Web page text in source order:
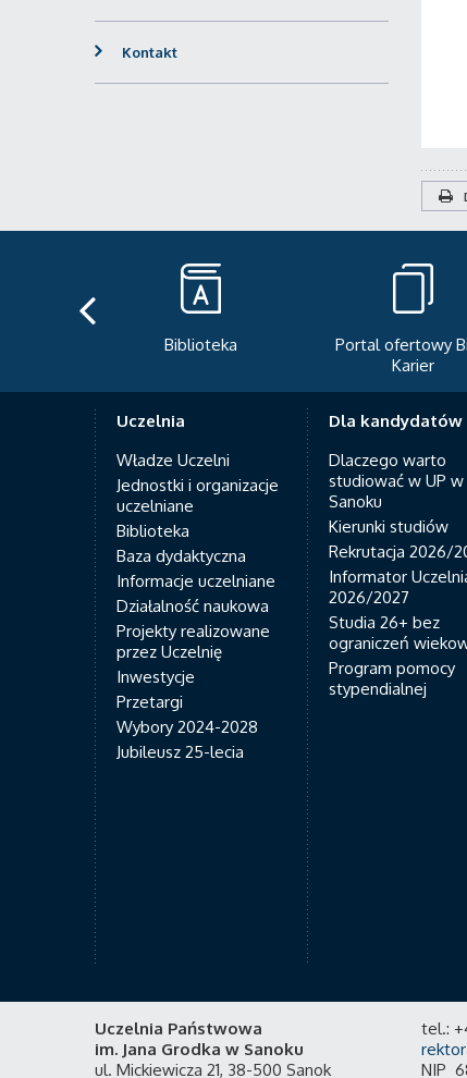
Kontakt
Biblioteka
Portal ofertowy
Karier
Uczelnia
Władze Uczelni
Jednostki i organizacje
uczelniane
Biblioteka
Baza dydaktyczna
Informacje uczelniane
Działalność naukowa
Projekty realizowane
przez Uczelnię
Inwestycje
Przetargi
Wybory 2024-2028
Jubileusz 25-lecia
Dla kandydatów
Dlaczego warto
studiować w UP w
Sanoku
Kierunki studiów
Rekrutacja 2026/
Informator
2026/2027
Studia 26+ bez
ograniczeń
Program pomocy
stypendialnej
Uczelnia Państwowa
im. Jana Grodka w Sanoku
ul. Mickiewicza 21, 38-500 Sanok
tel.:
NIP